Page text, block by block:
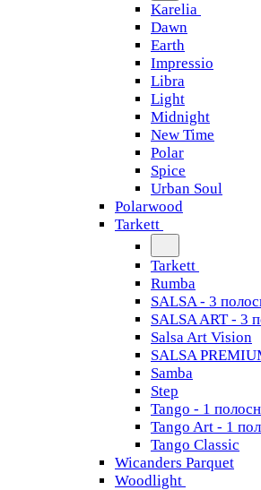
Karelia
Dawn
Earth
Impressio
Libra
Light
Midnight
New Time
Polar
Spice
Urban Soul
Polarwood
Tarkett
Tarkett
Rumba
SALSA - 3
SALSA ART - 3
Salsa Art Vision
SALSA
Samba
Step
Tango - 1
Tango Art - 1
Tango Classiс
Wicanders Parquet
Woodlight